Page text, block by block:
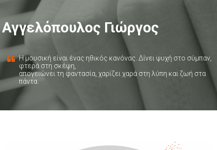
Αγγελόπουλος Γιώργος
Η μουσική είναι ένας ηθικός κανόνας. Δίνει ψυχή στο σύμπαν,
φτερά στη σκέψη,
απογειώνει τη φαντασία, χαρίζει χαρά στη λύπη και ζωή στα
πάντα.